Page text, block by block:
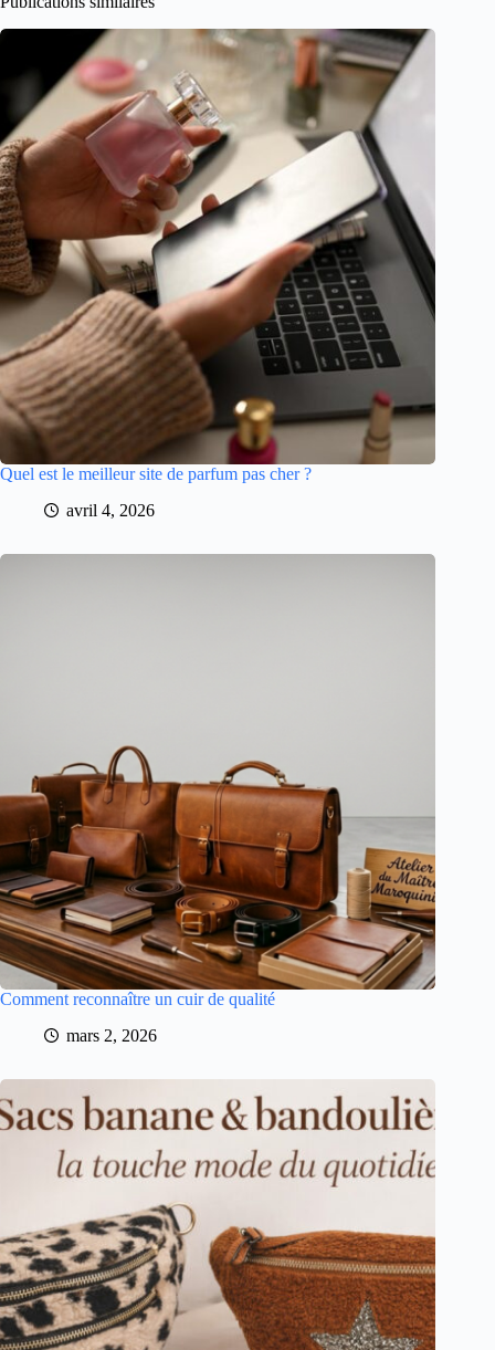
Quel est le meilleur site de parfum pas cher ?
avril 4, 2026
Comment reconnaître un cuir de qualité
mars 2, 2026